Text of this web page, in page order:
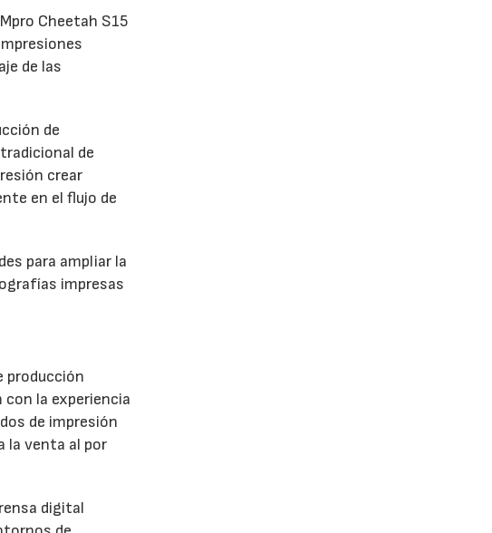
Cheetah S15
de las
de
de
crear
en el flujo de
para ampliar la
impresas
producción
la experiencia
de impresión
la venta al por
digital